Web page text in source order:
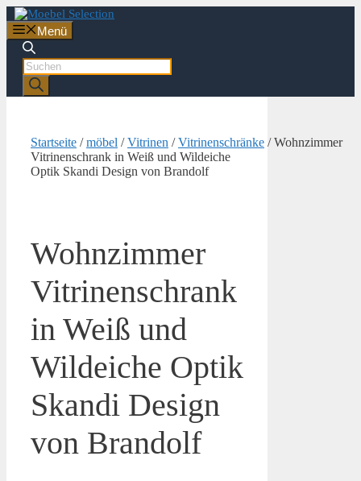
Zum
Inhalt
springen
Menü
Products
search
Startseite /möbel /Vitrinen /Vitrinenschränke / Wohnzimmer
Vitrinenschrank in Weiß und Wildeiche
Optik Skandi Design von Brandolf
Wohnzimmer
Vitrinenschrank
in Weiß und
Wildeiche Optik
Skandi Design
von Brandolf